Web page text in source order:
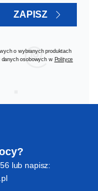
ZAPISZ
o wybranych produktach
danych osobowych w Polityce
lub napisz: